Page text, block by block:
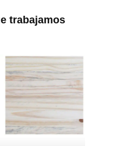
trabajamos